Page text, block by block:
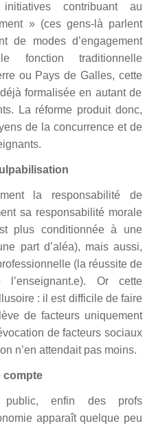
contribuant au
» (ces gens-là parlent
de modes d’engagement
traditionnelle
ou Pays de Galles,cette
déjàformalisée en autant de
La réforme produit donc,
de la concurrence et de
la responsabilité de
sa responsabilité morale
plus conditionnée à une
part d’aléa), mais aussi,
(la réussite de
e). Or cette
: ilest difficile de faire
de facteurs uniquement
de facteurs sociaux
n’en attendait pas moins.
compte
enfin des profs
apparaîtquelque peu